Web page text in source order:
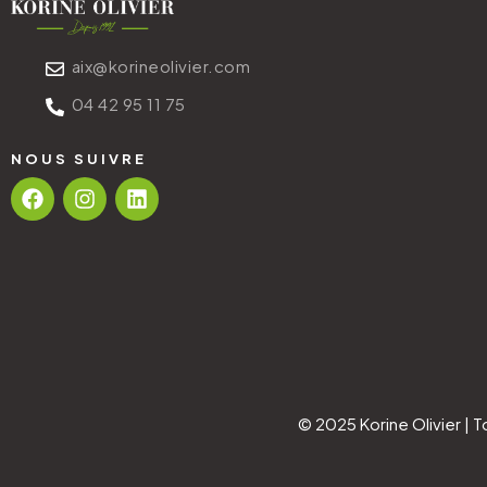
aix@korineolivier.com
04 42 95 11 75
NOUS SUIVRE
© 2025 Korine Olivier |